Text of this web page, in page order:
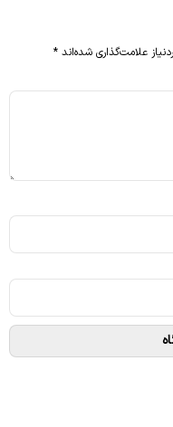
علامت‌گذاری شده‌اند *